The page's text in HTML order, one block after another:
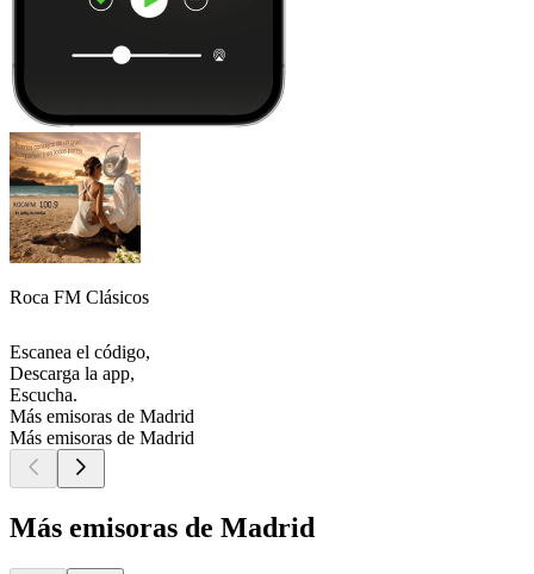
Roca FM Clásicos
Escanea el código,
Descarga la app,
Escucha.
Más emisoras de Madrid
Más emisoras de Madrid
Más emisoras de Madrid